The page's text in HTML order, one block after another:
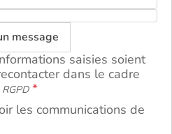
message
saisies soient
dans le cadre
RGPD
les communications de